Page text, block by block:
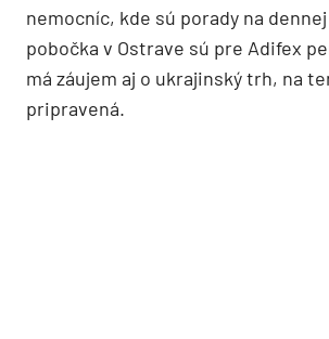
nemocníc, kde sú porady na
pobočka v Ostrave sú pre Adifex
má záujem aj o ukrajinský trh, na
pripravená.